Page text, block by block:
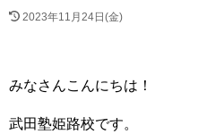
2023年11月24日(金)
みなさんこんにちは！
武田塾姫路校です。